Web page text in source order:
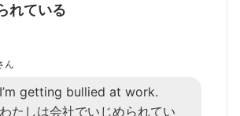
れている
ん
I’m getting bullied at work.
わたしは会社でいじめられてい